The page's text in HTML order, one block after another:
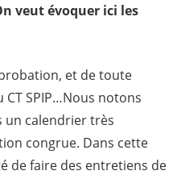
veut évoquer ici les
et de toute
CT SPIP…Nous notons
un calendrier très
congrue. Dans cette
de faire des entretiens de